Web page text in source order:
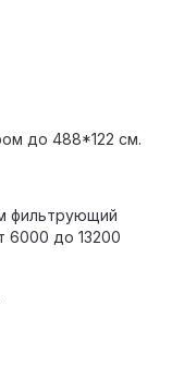
до 488*122 см.
фильтрующий
6000 до 13200